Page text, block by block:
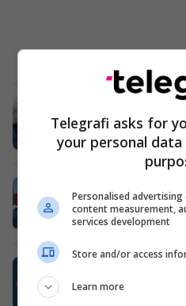
të finales
Futboll 10/
bëhet
Football
Telegrafi asks for
your personal
Personalised
content measurement,
services development
Store and/or access
Learn more